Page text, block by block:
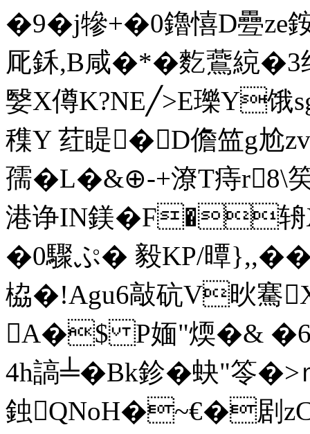
�9�j犙+�0鑥憘D疉ze
厑鉌,B咸�*�麧鷰綂
嫛X僔K?NE╱>E瓅Y
穕Y 荭睼�D儋笽g尬
孺�L�&⊕-+潦T痔r8\
港诤IN鎂�F�辀
�0驟ぷ� 毅 KP/曋
栛�!Agu6敲砊V炚騫
A�$ P媔"煗�&
4h謞╧�Bk鉁�蚗"笭
鉵QNoH�~€�剧